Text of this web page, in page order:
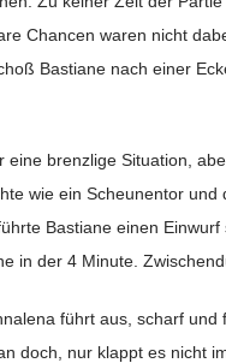
Chancen waren nicht
Bastiane nach einer
brenzlige Situation,
wie ein Scheunentor
Bastiane einen
in der 4 Minute.
führt aus, scharf
doch, nur klappt es nicht